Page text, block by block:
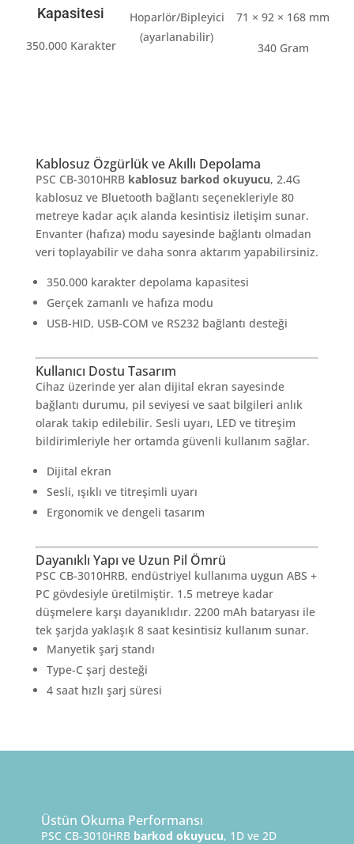
Kapasitesi
350.000 Karakter
Hoparlör/Bipleyici
(ayarlanabilir)
71 × 92 × 168 mm
340 Gram
Kablosuz Özgürlük ve Akıllı Depolama
PSC CB-3010HRB kablosuz barkod okuyucu, 2.4G
kablosuz ve Bluetooth bağlantı seçenekleriyle 80
metreye kadar açık alanda kesintisiz iletişim sunar.
Envanter (hafıza) modu sayesinde bağlantı olmadan
veri toplayabilir ve daha sonra aktarım yapabilirsiniz.
350.000 karakter depolama kapasitesi
Gerçek zamanlı ve hafıza modu
USB-HID, USB-COM ve RS232 bağlantı desteği
Kullanıcı Dostu Tasarım
Cihaz üzerinde yer alan dijital ekran sayesinde
bağlantı durumu, pil seviyesi ve saat bilgileri anlık
olarak takip edilebilir. Sesli uyarı, LED ve titreşim
bildirimleriyle her ortamda güvenli kullanım sağlar.
Dijital ekran
Sesli, ışıklı ve titreşimli uyarı
Ergonomik ve dengeli tasarım
Dayanıklı Yapı ve Uzun Pil Ömrü
PSC CB-3010HRB, endüstriyel kullanıma uygun ABS +
PC gövdesiyle üretilmiştir. 1.5 metreye kadar
düşmelere karşı dayanıklıdır. 2200 mAh bataryası ile
tek şarjda yaklaşık 8 saat kesintisiz kullanım sunar.
Manyetik şarj standı
Type-C şarj desteği
4 saat hızlı şarj süresi
Üstün Okuma Performansı
PSC CB-3010HRB barkod okuyucu, 1D ve 2D